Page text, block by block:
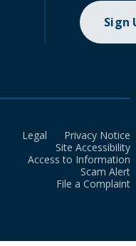
Sign
Legal
Privacy Notice
Site Accessibility
Access to Information
Scam Alert
File a Complaint